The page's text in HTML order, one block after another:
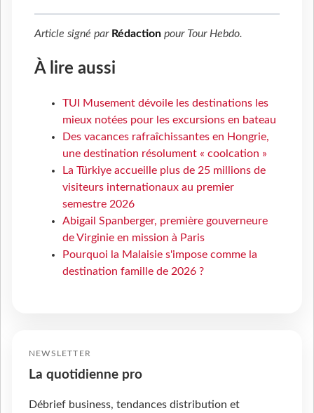
Article signé par Rédaction pour Tour Hebdo.
À lire aussi
TUI Musement dévoile les destinations les
mieux notées pour les excursions en bateau
Des vacances rafraîchissantes en Hongrie,
une destination résolument « coolcation »
La Türkiye accueille plus de 25 millions de
visiteurs internationaux au premier
semestre 2026
Abigail Spanberger, première gouverneure
de Virginie en mission à Paris
Pourquoi la Malaisie s'impose comme la
destination famille de 2026 ?
NEWSLETTER
La quotidienne pro
Débrief business, tendances distribution et